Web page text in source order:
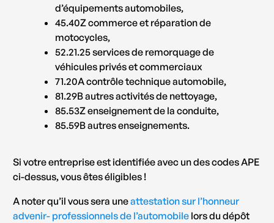
d’équipements automobiles,
45.40Z commerce et réparation de
motocycles,
52.21.25 services de remorquage de
véhicules privés et commerciaux
71.20A contrôle technique automobile,
81.29B autres activités de nettoyage,
85.53Z enseignement de la conduite,
85.59B autres enseignements.
Si votre entreprise est identifiée avec un des codes APE
ci-dessus, vous êtes éligibles !
A noter qu’il vous sera uneattestation sur l’honneur
advenir- professionnels de l’automobilelors du dépôt